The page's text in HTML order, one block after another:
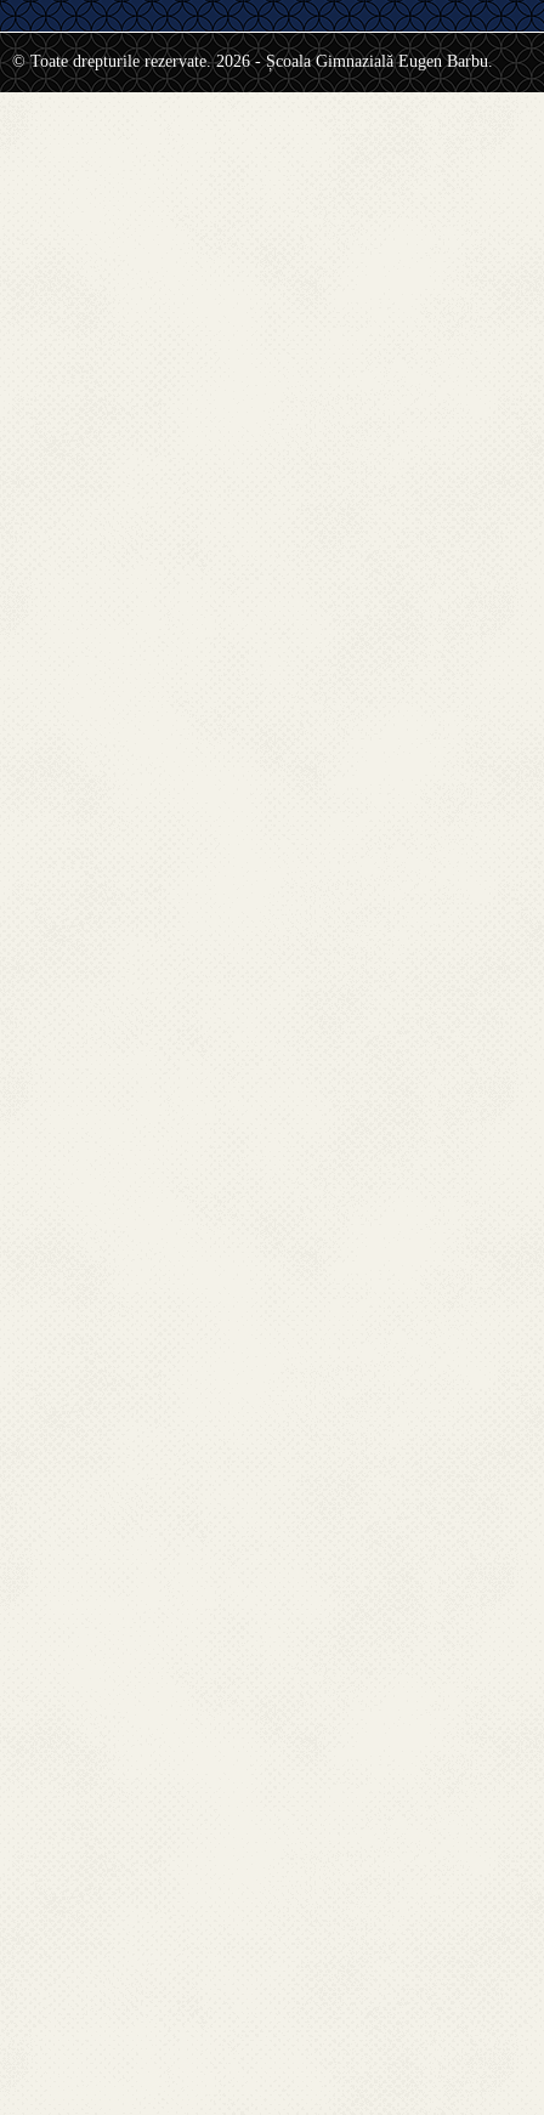
© Toate drepturile rezervate. 2026 - Școala Gimnazială Eugen Barbu.